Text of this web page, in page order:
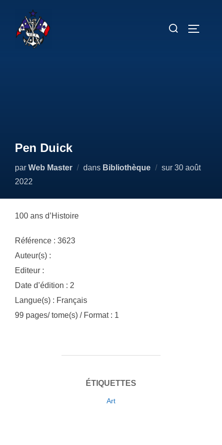
contenu
Rechercher :
Pen Duick
par Web Master dans Bibliothèque sur Publié
30 août
2022
100 ans d’Histoire
Référence : 3623
Auteur(s) :
Editeur :
Date d’édition : 2
Langue(s) : Français
99 pages/ tome(s) / Format : 1
ÉTIQUETTES
Art